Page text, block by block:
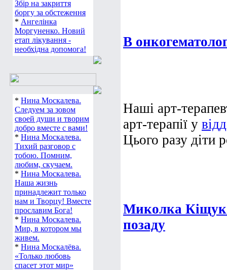
Збір на закриття
боргу за обстеження
* Ангелінка
Моргуненко. Новий
етап лікування -
необхідна допомога!
* Нина Москалева.
Следуем за зовом
своей души и творим
добро вместе с вами!
* Нина Москалева.
Тихий разговор с
тобою. Помним,
любим, скучаем.
* Нина Москалева.
Наша жизнь
принадлежит только
нам и Творцу! Вместе
прославим Бога!
* Нина Москалева.
Мир, в котором мы
живем.
* Нина Москалёва.
«Только любовь
спасет этот мир»
В
Наші арт-
арт-терапії у
Цього разу діти
Миколка
позаду